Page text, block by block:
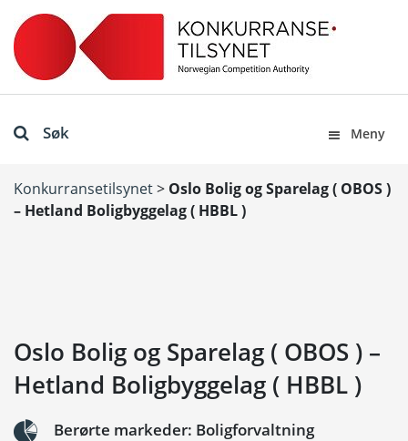
Søk Meny
Konkurransetilsynet> Oslo Bolig og Sparelag ( OBOS )
– Hetland Boligbyggelag ( HBBL )
Oslo Bolig og Sparelag ( OBOS ) –
Hetland Boligbyggelag ( HBBL )
Berørte markeder: Boligforvaltning